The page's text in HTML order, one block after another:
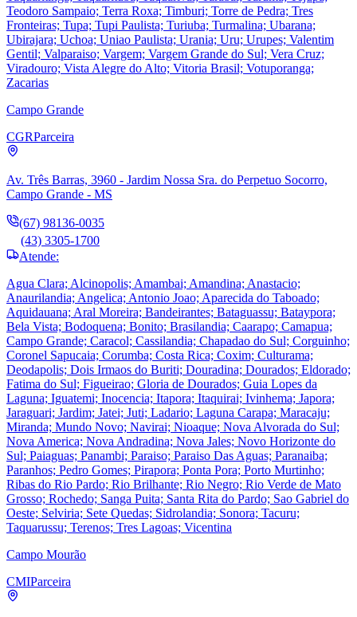
Teodoro Sampaio; Terra Roxa; Timburi; Torre de Pedra; Tres
Fronteiras; Tupa; Tupi Paulista; Turiuba; Turmalina; Ubarana;
Ubirajara; Uchoa; Uniao Paulista; Urania; Uru; Urupes; Valentim
Gentil; Valparaiso; Vargem; Vargem Grande do Sul; Vera Cruz;
Viradouro; Vista Alegre do Alto; Vitoria Brasil; Votuporanga;
Zacarias
Campo Grande
CGRParceira
Av. Três Barras, 3960 - Jardim Nossa Sra. do Perpetuo Socorro,
Campo Grande - MS
(67) 98136-0035
(43) 3305-1700
Atende:
Agua Clara; Alcinopolis; Amambai; Amandina; Anastacio;
Anaurilandia; Angelica; Antonio Joao; Aparecida do Taboado;
Aquidauana; Aral Moreira; Bandeirantes; Bataguassu; Bataypora;
Bela Vista; Bodoquena; Bonito; Brasilandia; Caarapo; Camapua;
Campo Grande; Caracol; Cassilandia; Chapadao do Sul; Corguinho;
Coronel Sapucaia; Corumba; Costa Rica; Coxim; Culturama;
Deodapolis; Dois Irmaos do Buriti; Douradina; Dourados; Eldorado;
Fatima do Sul; Figueirao; Gloria de Dourados; Guia Lopes da
Laguna; Iguatemi; Inocencia; Itapora; Itaquirai; Ivinhema; Japora;
Jaraguari; Jardim; Jatei; Juti; Ladario; Laguna Carapa; Maracaju;
Miranda; Mundo Novo; Navirai; Nioaque; Nova Alvorada do Sul;
Nova America; Nova Andradina; Nova Jales; Novo Horizonte do
Sul; Paiaguas; Panambi; Paraiso; Paraiso Das Aguas; Paranaiba;
Paranhos; Pedro Gomes; Pirapora; Ponta Pora; Porto Murtinho;
Ribas do Rio Pardo; Rio Brilhante; Rio Negro; Rio Verde de Mato
Grosso; Rochedo; Sanga Puita; Santa Rita do Pardo; Sao Gabriel do
Oeste; Selviria; Sete Quedas; Sidrolandia; Sonora; Tacuru;
Taquarussu; Terenos; Tres Lagoas; Vicentina
Campo Mourão
CMIParceira